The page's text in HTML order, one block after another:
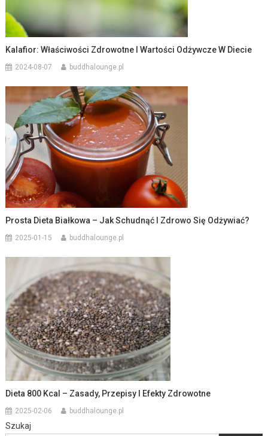
Kalafior: Właściwości Zdrowotne I Wartości Odżywcze W Diecie
2024-08-07 buddhalounge.pl
Prosta Dieta Białkowa – Jak Schudnąć I Zdrowo Się Odżywiać?
2025-01-15 buddhalounge.pl
Dieta 800 Kcal – Zasady, Przepisy I Efekty Zdrowotne
2025-02-06 buddhalounge.pl
Szukaj